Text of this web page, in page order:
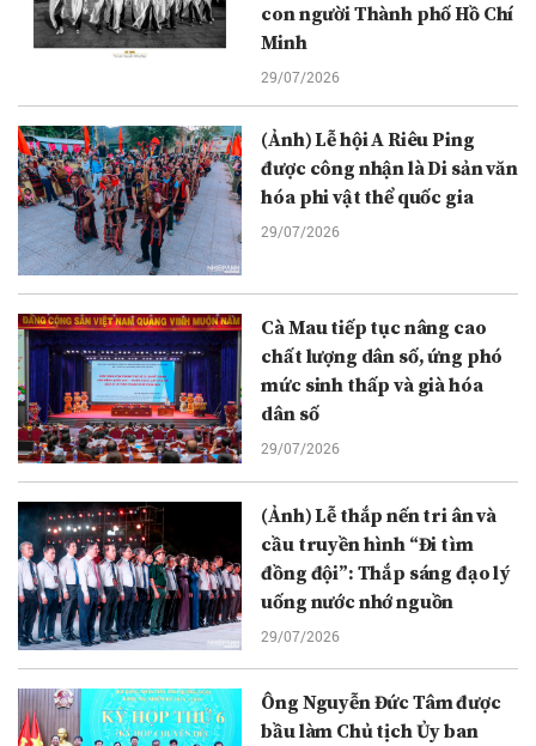
con người Thành phố Hồ Chí
Minh
29/07/2026
(Ảnh) Lễ hội A Riêu Ping
được công nhận là Di sản văn
hóa phi vật thể quốc gia
29/07/2026
Cà Mau tiếp tục nâng cao
chất lượng dân số, ứng phó
mức sinh thấp và già hóa
dân số
29/07/2026
(Ảnh) Lễ thắp nến tri ân và
cầu truyền hình “Đi tìm
đồng đội”: Thắp sáng đạo lý
uống nước nhớ nguồn
29/07/2026
Ông Nguyễn Đức Tâm được
bầu làm Chủ tịch Ủy ban